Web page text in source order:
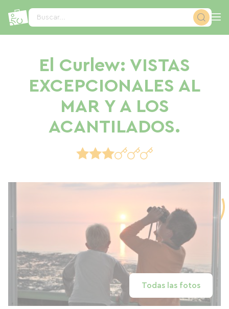
Buscar...
El Curlew: VISTAS
EXCEPCIONALES AL
MAR Y A LOS
ACANTILADOS.
Todas las fotos
Panel de gestión de cookies